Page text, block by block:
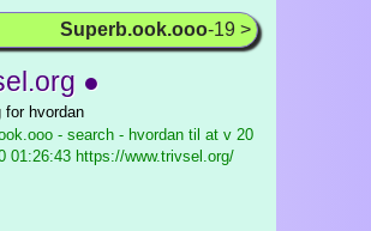
Superb.ook.ooo-19 >
●
for hvordan
- search - hvordan til at v 20
01:26:43 https://www.trivsel.org/